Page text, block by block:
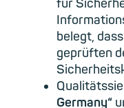
für
belegt,
geprüften
Germany“